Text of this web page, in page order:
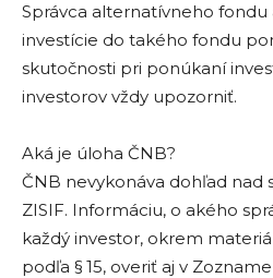
Správca alternatívneho fondu
investície do takého fondu
skutočnosti pri ponúkaní
investorov vždy upozorniť.
Aká je úloha ČNB?
ČNB nevykonáva dohľad nad
ZISIF. Informáciu, o akého
každý investor, okrem
podľa § 15, overiť aj v